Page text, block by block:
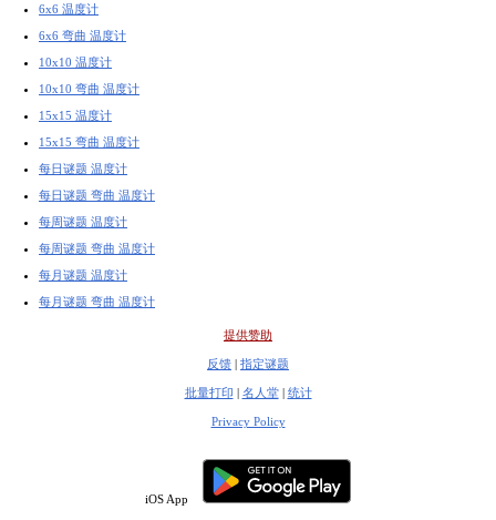
6x6 温度计
6x6 弯曲 温度计
10x10 温度计
10x10 弯曲 温度计
15x15 温度计
15x15 弯曲 温度计
每日谜题 温度计
每日谜题 弯曲 温度计
每周谜题 温度计
每周谜题 弯曲 温度计
每月谜题 温度计
每月谜题 弯曲 温度计
提供赞助
反馈 | 指定谜题
批量打印 | 名人堂| 统计
Privacy Policy
iOS App